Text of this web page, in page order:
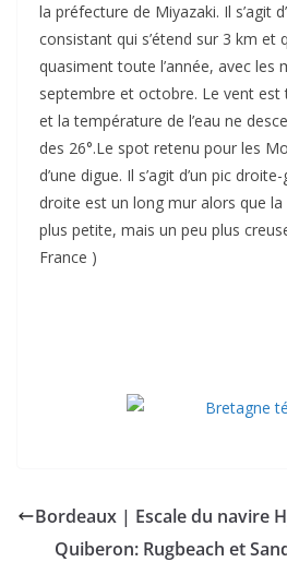
la préfecture de Miyazaki. Il s’agit
consistant qui s’étend sur 3 km et
quasiment toute l’année, avec les
septembre et octobre. Le vent
et la température de l’eau ne
des 26°.Le spot retenu pour les
d’une digue. Il s’agit d’un pic
droite est un long mur alors que
plus petite, mais un peu plus
France )
Bordeaux | Escale du navire
Quiberon: Rugbeach et